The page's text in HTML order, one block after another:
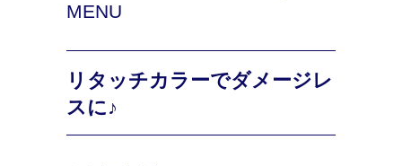
MENU
リタッチカラーでダメージレ
スに♪